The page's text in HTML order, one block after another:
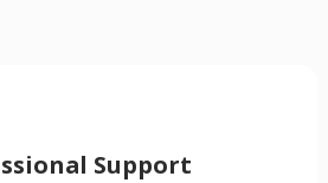
Support